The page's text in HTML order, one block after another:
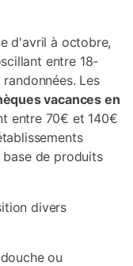
d'avril à octobre,
entre 18-
Les
vacances en
entre 70€ et 140€
de produits
divers
ou